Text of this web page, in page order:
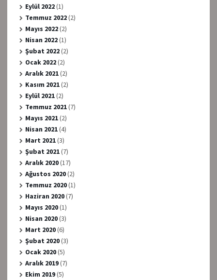
Eylül 2022(1)
Temmuz 2022(2)
Mayıs 2022(2)
Nisan 2022(1)
Şubat 2022(2)
Ocak 2022(2)
Aralık 2021(2)
Kasım 2021(2)
Eylül 2021(2)
Temmuz 2021(7)
Mayıs 2021(2)
Nisan 2021(4)
Mart 2021(3)
Şubat 2021(7)
Aralık 2020(17)
Ağustos 2020(2)
Temmuz 2020(1)
Haziran 2020(7)
Mayıs 2020(1)
Nisan 2020(3)
Mart 2020(6)
Şubat 2020(3)
Ocak 2020(5)
Aralık 2019(7)
Ekim 2019(5)